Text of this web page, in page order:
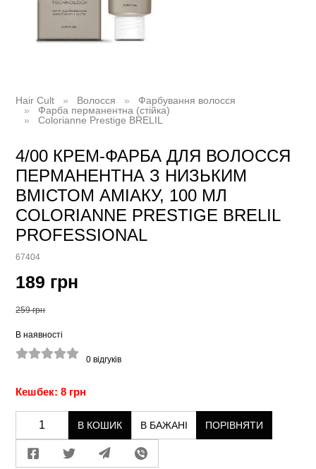
Hair Cult Волосся
Фарбування волосся
Фарба перманентна (стійка)
Colorianne Prestige BRELIL
4/00 КРЕМ-ФАРБА ДЛЯ ВОЛОССЯ
ПЕРМАНЕНТНА З НИЗЬКИМ
ВМІСТОМ АМІАКУ, 100 МЛ
COLORIANNE PRESTIGE BRELIL
PROFESSIONAL
67404
189 грн
259 грн
В наявності
0 відгуків
Кешбек: 8 грн
В КОШИК В БАЖАНІ ПОРІВНЯТИ